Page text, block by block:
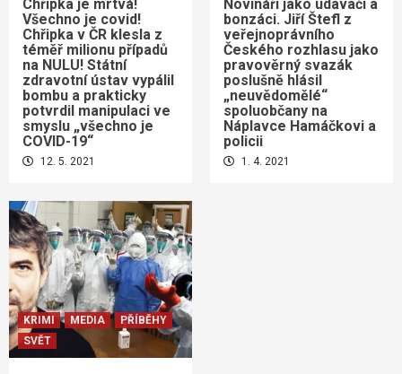
Chřipka je mrtvá!
Všechno je covid!
Chřipka v ČR klesla z
téměř milionu případů
na NULU! Státní
zdravotní ústav vypálil
bombu a prakticky
potvrdil manipulaci ve
smyslu „všechno je
COVID-19“
12. 5. 2021
Novináři jako udavači a
bonzáci. Jiří Štefl z
veřejnoprávního
Českého rozhlasu jako
pravověrný svazák
poslušně hlásil
„neuvědomělé“
spoluobčany na
Náplavce Hamáčkovi a
policii
1. 4. 2021
KRIMI MEDIA
PŘÍBĚHY
SVĚT